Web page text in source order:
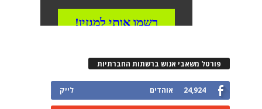
פורטל משאבי אנוש ברשתות החברתיות
24,924 אוהדים לייק